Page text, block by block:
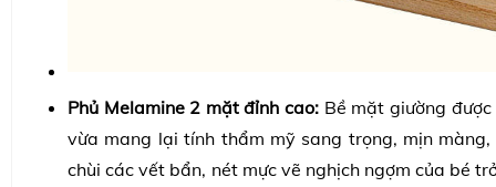
Phủ Melamine 2 mặt đỉnh cao: Bề mặt giường
vừa mang lại tính thẩm mỹ sang trọng, mịn
chùi các vết bẩn, nét mực vẽ nghịch ngợm của bé